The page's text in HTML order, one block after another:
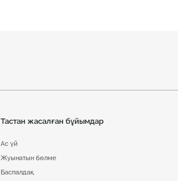
Тастан жасалған бұйымдар
Ас үй
Жуынатын бөлме
Баспалдақ